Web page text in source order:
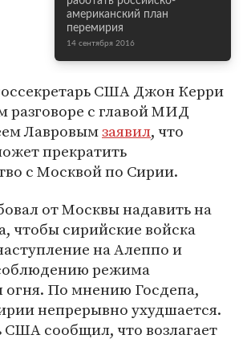
американский план
перемирия
14 сентября 2016
США Джон Керри
разговоре с главой МИД
Лавровымзаявил, что
прекратить
с Москвой по Сирии.
от Москвы надавить на
чтобы сирийские войска
на Алеппо и
режима
огня. По мнению Госдепа,
непрерывно ухудшается.
США сообщил, что возлагает